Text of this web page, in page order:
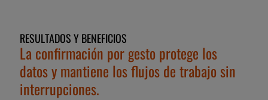
RESULTADOS Y BENEFICIOS
La confirmación por gesto protege los
datos y mantiene los flujos de trabajo sin
interrupciones.